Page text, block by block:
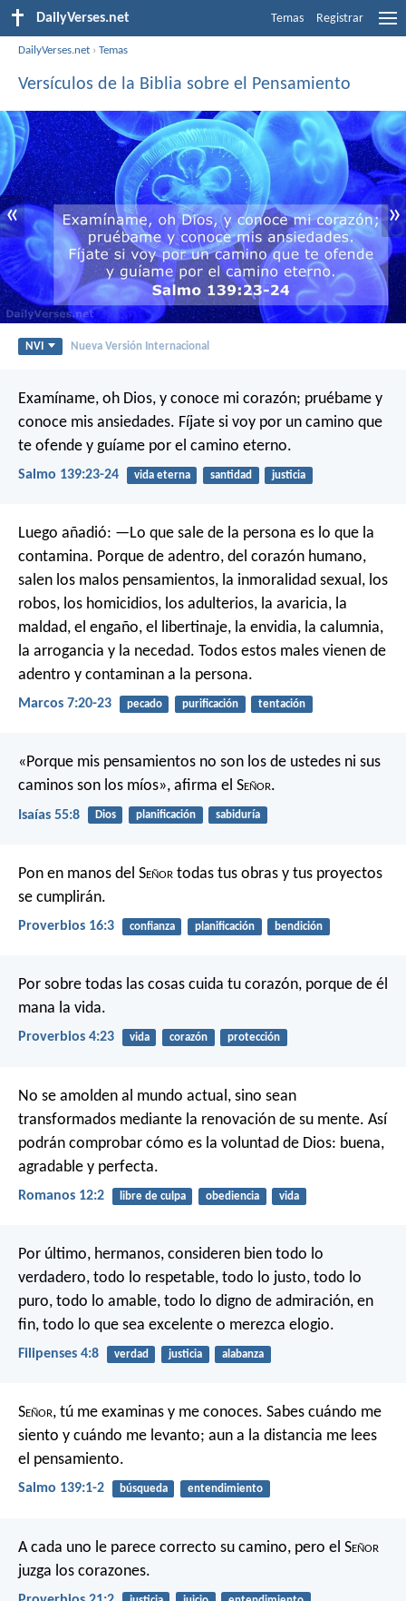
DailyVerses.net Temas Registrar
DailyVerses.net ›Temas
Versículos de la Biblia sobre el Pensamiento
« »
NVI Nueva Versión Internacional
Examíname, oh Dios, y conoce mi corazón; pruébame y
conoce mis ansiedades. Fíjate si voy por un camino que
te ofende y guíame por el camino eterno.
Salmo 139:23-24 vida eterna santidad justicia
Luego añadió: —Lo que sale de la persona es lo que la
contamina. Porque de adentro, del corazón humano,
salen los malos pensamientos, la inmoralidad sexual, los
robos, los homicidios, los adulterios, la avaricia, la
maldad, el engaño, el libertinaje, la envidia, la calumnia,
la arrogancia y la necedad. Todos estos males vienen de
adentro y contaminan a la persona.
Marcos 7:20-23 pecado purificación tentación
«Porque mis pensamientos no son los de ustedes ni sus
caminos son los míos», afirma el Señor.
Isaías 55:8 Dios planificación sabiduría
Pon en manos del Señor todas tus obras y tus proyectos
se cumplirán.
Proverbios 16:3 confianza planificación bendición
Por sobre todas las cosas cuida tu corazón, porque de él
mana la vida.
Proverbios 4:23 vida corazón protección
No se amolden al mundo actual, sino sean
transformados mediante la renovación de su mente. Así
podrán comprobar cómo es la voluntad de Dios: buena,
agradable y perfecta.
Romanos 12:2 libre de culpa obediencia vida
Por último, hermanos, consideren bien todo lo
verdadero, todo lo respetable, todo lo justo, todo lo
puro, todo lo amable, todo lo digno de admiración, en
fin, todo lo que sea excelente o merezca elogio.
Filipenses 4:8 verdad justicia alabanza
Señor, tú me examinas y me conoces. Sabes cuándo me
siento y cuándo me levanto; aun a la distancia me lees
el pensamiento.
Salmo 139:1-2 búsqueda entendimiento
A cada uno le parece correcto su camino, pero el Señor
juzga los corazones.